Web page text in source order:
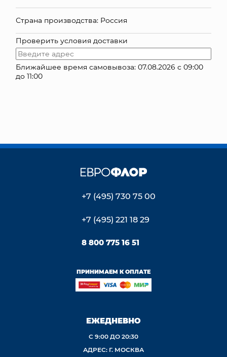
Страна производства: Россия
Проверить условия доставки
Ближайшее время самовывоза: 07.08.2026 с 09:00
до 11:00
+7 (495) 730 75 00
+7 (495) 221 18 29
8 800 775 16 51
ПРИНИМАЕМ К ОПЛАТЕ
ЕЖЕДНЕВНО
С 9:00 ДО 20:30
АДРЕС: Г. МОСКВА